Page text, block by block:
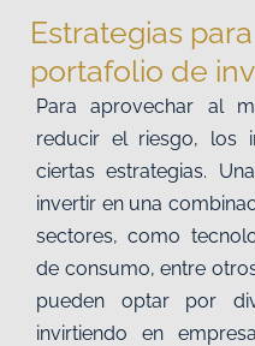
Estrategias
portafolio de
Para aprovechar al
reducir el riesgo, los
ciertas estrategias.
invertir en una
sectores, como
de consumo, entre
pueden optar por
invirtiendo en